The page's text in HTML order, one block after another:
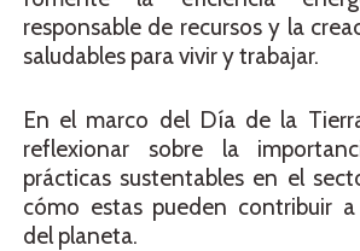
responsable de recursos y la
saludables para vivir y trabajar.
En el marco del Día de la
reflexionar sobre la
prácticas sustentables en el
cómo estas pueden contribuir a
del planeta.